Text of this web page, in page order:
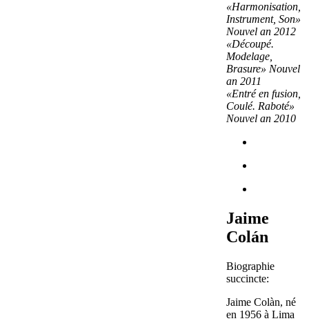
«Harmonisation,
Instrument, Son»
Nouvel an 2012
«Découpé.
Modelage,
Brasure» Nouvel
an 2011
«Entré en fusion,
Coulé. Raboté»
Nouvel an 2010
Jaime
Colán
Biographie
succincte:
Jaime Colàn, né
en 1956 à Lima